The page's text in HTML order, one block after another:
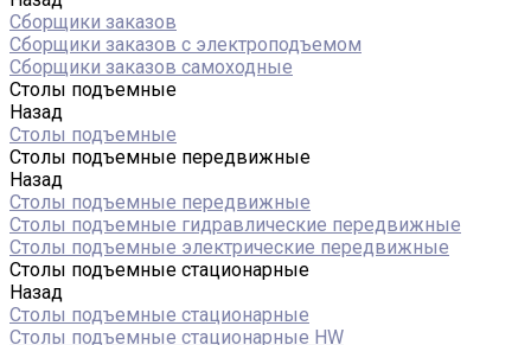
Сборщики заказов
Сборщики заказов с электроподъемом
Сборщики заказов самоходные
Столы подъемные
Назад
Столы подъемные
Столы подъемные передвижные
Назад
Столы подъемные передвижные
Столы подъемные гидравлические передвижные
Столы подъемные электрические передвижные
Столы подъемные стационарные
Назад
Столы подъемные стационарные
Столы подъемные стационарные HW